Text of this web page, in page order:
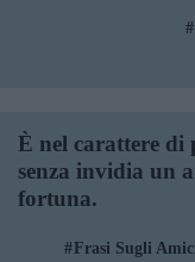
È nel carattere di
senza invidia un
fortuna.
Frasi Sugli